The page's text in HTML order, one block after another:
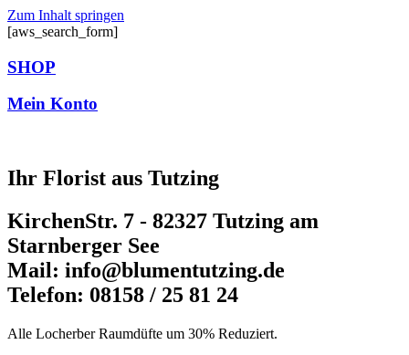
Zum Inhalt springen
[aws_search_form]
SHOP
Mein Konto
Ihr Florist aus Tutzing
KirchenStr. 7 - 82327 Tutzing am
Starnberger See
Mail: info@blumentutzing.de
Telefon: 08158 / 25 81 24
Alle Locherber Raumdüfte um 30% Reduziert.